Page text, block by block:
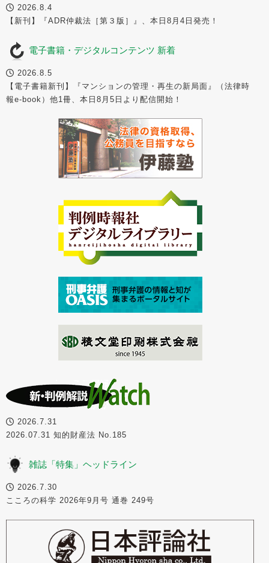
2026.8.4
【新刊】『ADR仲裁法［第３版］』、本日8月4日発売！
電子書籍・デジタルコンテンツ 新着
2026.8.5
【電子書籍新刊】『マンションの管理・再生の新局面』（法律時
報e-book）他1冊、本日8月5日より配信開始！
2026.7.31
2026.07.31 知的財産法 No.185
雑誌「特集」ヘッドライン
2026.7.30
こころの科学 2026年9月号 通巻 249号